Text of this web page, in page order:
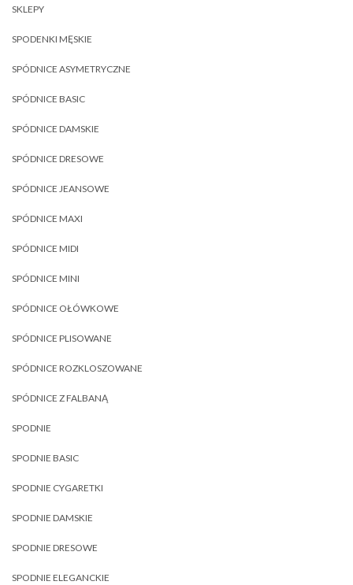
SKLEPY
SPODENKI MĘSKIE
SPÓDNICE ASYMETRYCZNE
SPÓDNICE BASIC
SPÓDNICE DAMSKIE
SPÓDNICE DRESOWE
SPÓDNICE JEANSOWE
SPÓDNICE MAXI
SPÓDNICE MIDI
SPÓDNICE MINI
SPÓDNICE OŁÓWKOWE
SPÓDNICE PLISOWANE
SPÓDNICE ROZKLOSZOWANE
SPÓDNICE Z FALBANĄ
SPODNIE
SPODNIE BASIC
SPODNIE CYGARETKI
SPODNIE DAMSKIE
SPODNIE DRESOWE
SPODNIE ELEGANCKIE